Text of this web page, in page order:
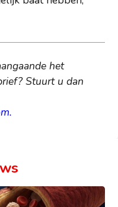
het
Stuurt u dan
.